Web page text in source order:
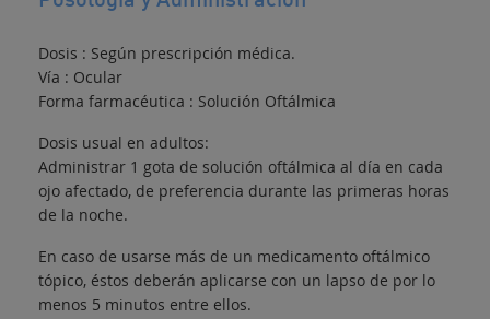
Dosis : Según prescripción médica.
Vía : Ocular
Forma farmacéutica : Solución Oftálmica
Dosis usual en adultos:
Administrar 1 gota de solución oftálmica al día en cada
ojo afectado, de preferencia durante las primeras horas
de la noche.
En caso de usarse más de un medicamento oftálmico
tópico, éstos deberán aplicarse con un lapso de por lo
menos 5 minutos entre ellos.